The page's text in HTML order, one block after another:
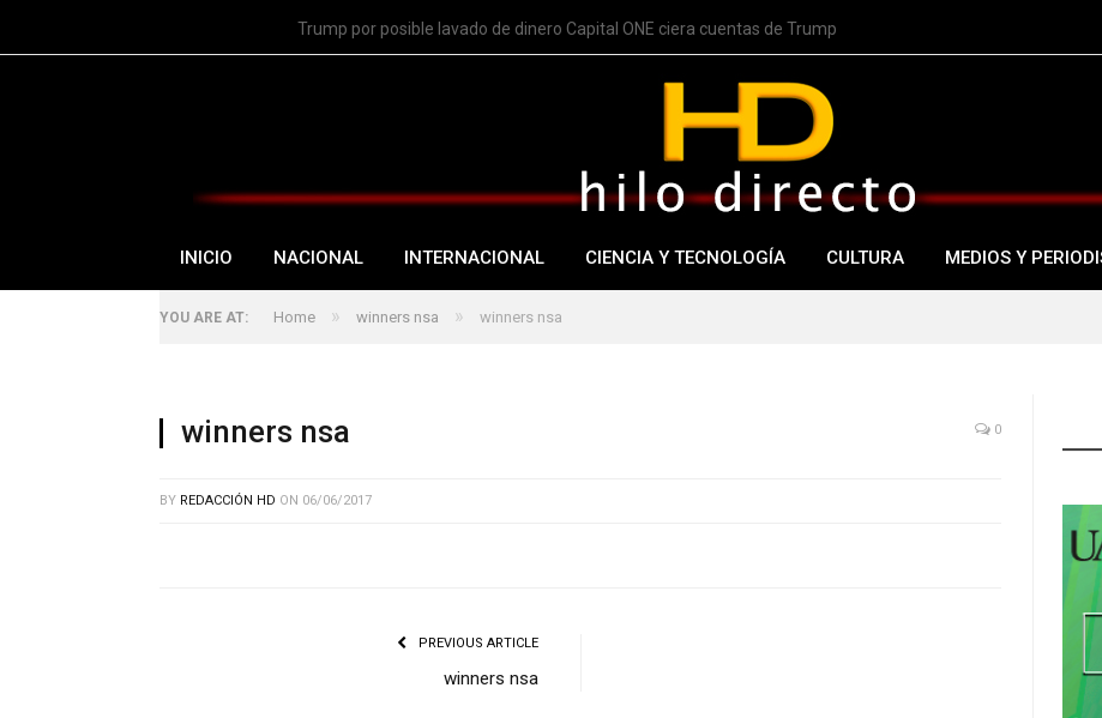
Trump por posible lavado de dinero Capital ONE ciera cuentas de Trump
INICIO NACIONAL INTERNACIONAL CIENCIA Y TECNOLOGÍA CULTURA MEDIOS Y
YOU ARE AT: Home » winners nsa » winners nsa
winners nsa 0
BY REDACCIÓN HD ON 06/06/2017
PREVIOUS ARTICLE
winners nsa